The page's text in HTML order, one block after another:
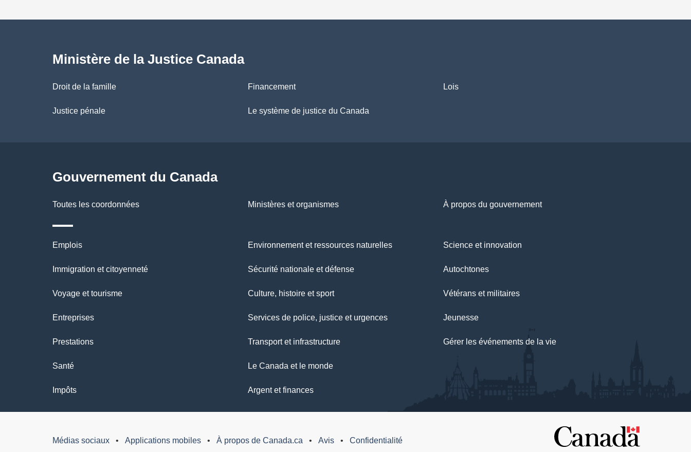
l
a
p
e
Ministère de la Justice Canada
Droit de la famille
Justice pénale
Financement
Le système de justice du Canada
Lois
Gouvernement du Canada
Toutes les coordonnées Ministères et organismes À propos du gouvernement
Thèmes
et
Emplois
Immigration et citoyenneté
Voyage et tourisme
Entreprises
Prestations
Santé
Impôts
Environnement et ressources naturelles
Sécurité nationale et défense
Culture, histoire et sport
Services de police, justice et urgences
Transport et infrastructure
Le Canada et le monde
Argent et finances
Science et innovation
Autochtones
Vétérans et militaires
Jeunesse
Gérer les événements de la vie
Médias sociaux Applications mobiles À propos de Canada.ca Avis Confidentialité